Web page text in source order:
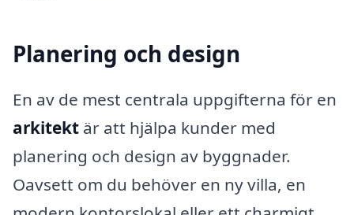
Planering och design
En av de mest centrala uppgifterna för en
arkitekt är att hjälpa kunder med
planering och design av byggnader.
Oavsett om du behöver en ny villa, en